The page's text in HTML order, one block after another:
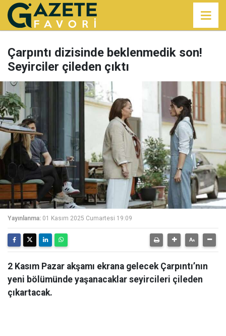
Çarpıntı dizisinde beklenmedik son!
Seyirciler çileden çıktı
Yayınlanma: 01 Kasım 2025 Cumartesi 19:09
2 Kasım Pazar akşamı ekrana gelecek Çarpıntı’nın
yeni bölümünde yaşanacaklar seyircileri çileden
çıkartacak.